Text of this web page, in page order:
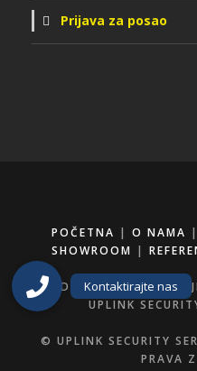
Prijava za posao
POČETNA | O NAMA |
SHOWROOM |
PREDUZEĆE ZA
UPLINK
© UPLINK SECURITY
PRAVA